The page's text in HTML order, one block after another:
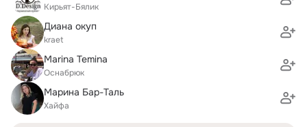
Кирьят-Бялик
Диана окуп
kraet
Marina Temina
Оснабрюк
Марина Бар-Таль
Хайфа